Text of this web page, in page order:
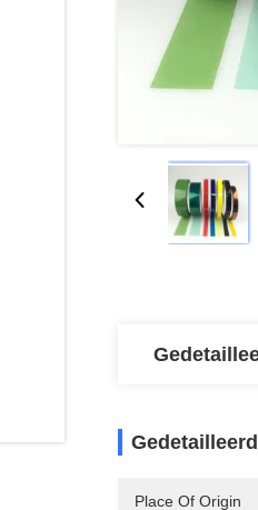
Place Of Origin